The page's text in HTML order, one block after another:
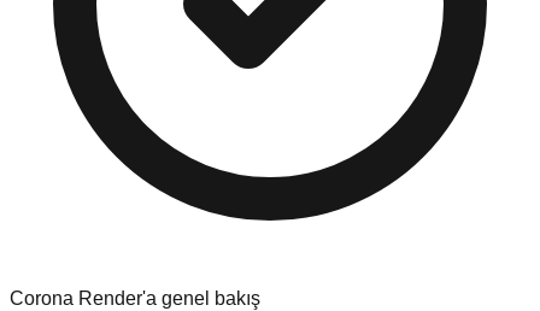
Corona Render'a genel bakış